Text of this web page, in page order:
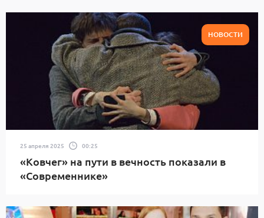
НОВОСТИ
25 апреля 2025 00:25
«Ковчег» на пути в вечность показали в
«Современнике»